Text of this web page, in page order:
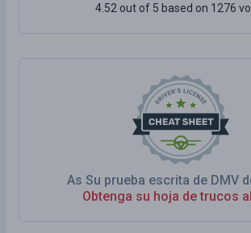
As Su prueba escrita de DMV
Obtenga su hoja de trucos
4.52 out of 5 based on 1276